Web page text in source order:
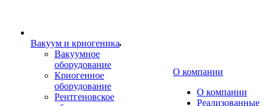
Вакуум и криогеника
Вакуумное
оборудование
Криогенное
оборудование
Рентгеновское
О компании
О компании
Реализованные